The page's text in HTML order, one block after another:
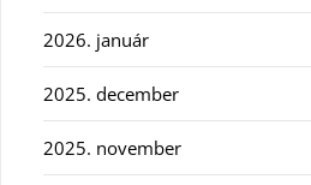
2026. január
2025. december
2025. november